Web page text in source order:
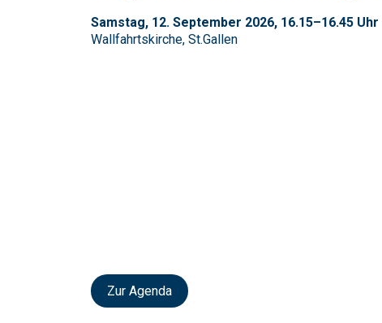
Samstag, 12. September 2026, 16.15–16.45 Uhr |
Wallfahrtskirche, St.Gallen
Zur Agenda